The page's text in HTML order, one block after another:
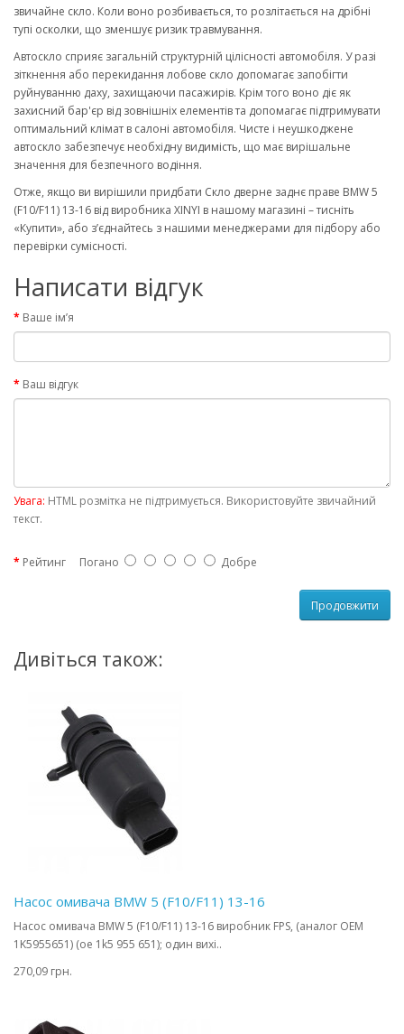
звичайне скло. Коли воно розбивається, то розлітається на дрібні
тупі осколки, що зменшує ризик травмування.
Автоскло сприяє загальній структурній цілісності автомобіля. У разі
зіткнення або перекидання лобове скло допомагає запобігти
руйнуванню даху, захищаючи пасажирів. Крім того воно діє як
захисний бар'єр від зовнішніх елементів та допомагає підтримувати
оптимальний клімат в салоні автомобіля. Чисте і неушкоджене
автоскло забезпечує необхідну видимість, що має вирішальне
значення для безпечного водіння.
Отже, якщо ви вирішили придбати Скло дверне заднє праве BMW 5
(F10/F11) 13-16 від виробника XINYI в нашому магазині – тисніть
«Купити», або з’єднайтесь з нашими менеджерами для підбору або
перевірки сумісності.
Написати відгук
Ваше ім’я
Ваш відгук
Увага: HTML розмітка не підтримується. Використовуйте звичайний
текст.
Рейтинг Погано Добре
Продовжити
Дивіться також:
Насос омивача BMW 5 (F10/F11) 13-16
Насос омивача BMW 5 (F10/F11) 13-16 виробник FPS, (аналог OEM
1K5955651) (oe 1k5 955 651); один вихі..
270,09 грн.